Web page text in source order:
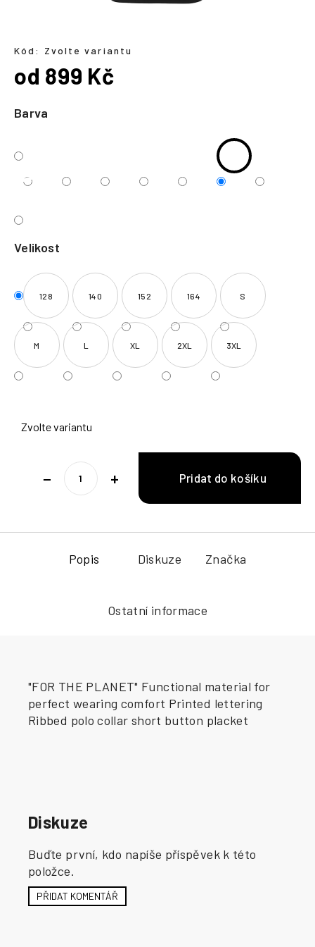
Barva
Velikost
128 140 152 164 S
M L XL 2XL 3XL
Zvolte variantu
+
−
Kód: Zvolte variantu
od 899 Kč
cena:
Popis Diskuze Značka
Ostatní informace
"FOR THE PLANET" Functional material for
perfect wearing comfort Printed lettering
Ribbed polo collar short button placket
Diskuze
Buďte první, kdo napíše příspěvek k této
položce.
PŘIDAT KOMENTÁŘ
í
t
?